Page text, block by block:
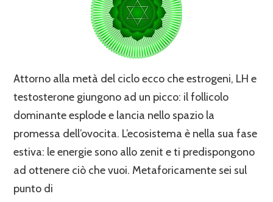
Attorno alla metà del ciclo ecco che estrogeni, LH e
testosterone giungono ad un picco: il follicolo
dominante esplode e lancia nello spazio la
promessa dell’ovocita. L’ecosistema è nella sua fase
estiva: le energie sono allo zenit e ti predispongono
ad ottenere ciò che vuoi. Metaforicamente sei sul
punto di